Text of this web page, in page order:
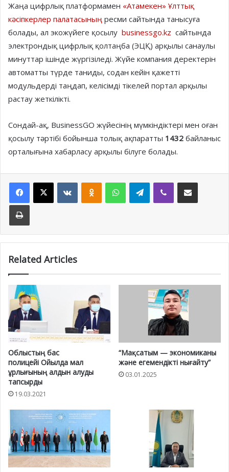
Жаңа цифрлық платформамен «Атамекен» Ұлттық
кәсіпкерлер палатасының ресми сайтында танысуға
болады, ал экожүйеге қосылу businessgo.kz сайтында
электрондық цифрлық қолтаңба (ЭЦҚ) арқылы санаулы
минуттар ішінде жүргізіледі. Жүйе компания деректерін
автоматты түрде таниды, содан кейін қажетті
модульдерді таңдап, келісімді тікелей портал арқылы
растау жеткілікті.
Сондай-ақ, BusinessGO жүйесінің мүмкіндіктері мен оған
қосылу тәртібі бойынша толық ақпаратты 1432 байланыс
орталығына хабарласу арқылы білуге болады.
Facebook
X VKontakteOdnoklassniki
WhatsAppTelegramViber Share via Email
Print
Related Articles
Облыстың бас
полицейі Ойылда мал
ұрлығының алдын алуды
тапсырды
19.03.2021
“Мақсатым — экономиканы
және егемендікті нығайту”
03.01.2025